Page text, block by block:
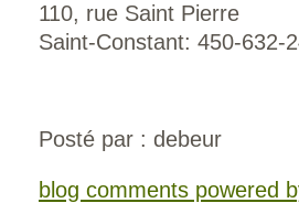
110, rue Saint Pierre
Saint-Constant: 450-632-
Posté par : debeur
blog comments powered